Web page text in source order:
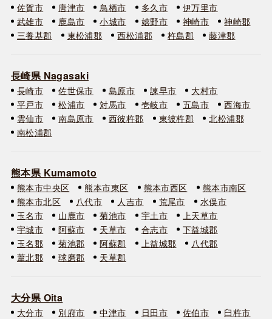
佐賀市 唐津市 鳥栖市 多久市
伊万里市
武雄市
鹿島市 小城市 嬉野市 神崎市
神崎郡
三養基郡
東松浦郡 西松浦郡 杵島郡 藤津郡
長崎県 Nagasaki
長崎市 佐世保市 島原市 諫早市
大村市
平戸市
松浦市 対馬市 壱岐市 五島市
西海市
雲仙市
南島原市 西彼杵郡 東彼杵郡
北松浦郡
南松浦郡
熊本県 Kumamoto
熊本市中央区 熊本市東区 熊本市西区
熊本市南区
熊本市北区
八代市 人吉市 荒尾市
水俣市
玉名市
山鹿市 菊池市 宇土市
上天草市
宇城市
阿蘇市 天草市 合志市
下益城郡
玉名郡
菊池郡 阿蘇郡 上益城郡
八代郡
葦北郡
球磨郡 天草郡
大分県 Oita
大分市 別府市 中津市 日田市 佐伯市
臼杵市